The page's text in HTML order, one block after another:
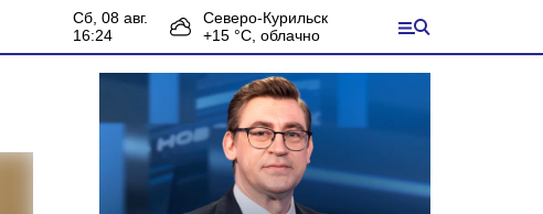
сб, 08 авг.
16:24
Северо-Курильск
+15 °С, облачно